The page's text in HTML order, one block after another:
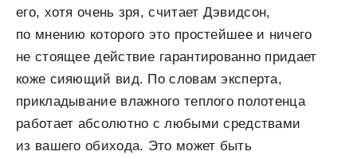
его, хотя очень зря, считает Дэвидсон,
по мнению которого это простейшее и ничего
не стоящее действие гарантированно придает
коже сияющий вид. По словам эксперта,
прикладывание влажного теплого полотенца
работает абсолютно с любыми средствами
из вашего обихода. Это может быть